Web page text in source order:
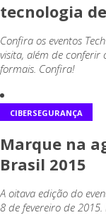
tecnologia
Confira os eventos
visita, além de conferir
formais. Confira!
CIBERSEGURANÇA
Marque na
Brasil 2015
A oitava edição do
8 de fevereiro de 2015.